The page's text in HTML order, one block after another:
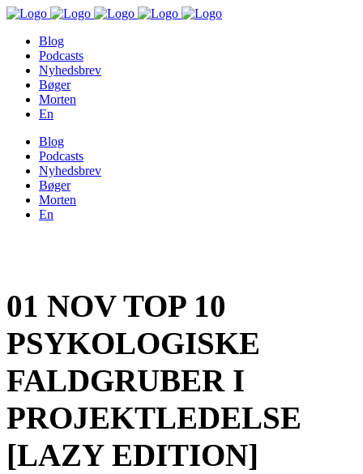
Blog
Podcasts
Nyhedsbrev
Bøger
Morten
En
Blog
Podcasts
Nyhedsbrev
Bøger
Morten
En
01 NOVTOP 10
PSYKOLOGISKE
FALDGRUBER I
PROJEKTLEDELSE
[LAZY EDITION]